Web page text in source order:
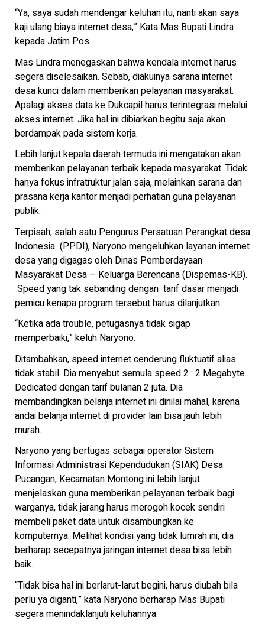
“Ya, saya sudah mendengar keluhan itu, nanti akan saya
kaji ulang biaya internet desa,” Kata Mas Bupati Lindra
kepada Jatim Pos.
Mas Lindra menegaskan bahwa kendala internet harus
segera diselesaikan. Sebab, diakuinya sarana internet
desa kunci dalam memberikan pelayanan masyarakat.
Apalagi akses data ke Dukcapil harus terintegrasi melalui
akses internet. Jika hal ini dibiarkan begitu saja akan
berdampak pada sistem kerja.
Lebih lanjut kepala daerah termuda ini mengatakan akan
memberikan pelayanan terbaik kepada masyarakat. Tidak
hanya fokus infratruktur jalan saja, melainkan sarana dan
prasana kerja kantor menjadi perhatian guna pelayanan
publik.
Terpisah, salah satu Pengurus Persatuan Perangkat desa
Indonesia (PPDI), Naryono mengeluhkan layanan internet
desa yang digagas oleh Dinas Pemberdayaan
Masyarakat Desa – Keluarga Berencana (Dispemas-KB).
Speed yang tak sebanding dengan tarif dasar menjadi
pemicu kenapa program tersebut harus dilanjutkan.
“Ketika ada trouble, petugasnya tidak sigap
memperbaiki,” keluh Naryono.
Ditambahkan, speed internet cenderung fluktuatif alias
tidak stabil. Dia menyebut semula speed 2 : 2 Megabyte
Dedicated dengan tarif bulanan 2 juta. Dia
membandingkan belanja internet ini dinilai mahal, karena
andai belanja internet di provider lain bisa jauh lebih
murah.
Naryono yang bertugas sebagai operator Sistem
Informasi Administrasi Kependudukan (SIAK) Desa
Pucangan, Kecamatan Montong ini lebih lanjut
menjelaskan guna memberikan pelayanan terbaik bagi
warganya, tidak jarang harus merogoh kocek sendiri
membeli paket data untuk disambungkan ke
komputernya. Melihat kondisi yang tidak lumrah ini, dia
berharap secepatnya jaringan internet desa bisa lebih
baik.
“Tidak bisa hal ini berlarut-larut begini, harus diubah bila
perlu ya diganti,” kata Naryono berharap Mas Bupati
segera menindaklanjuti keluhannya.